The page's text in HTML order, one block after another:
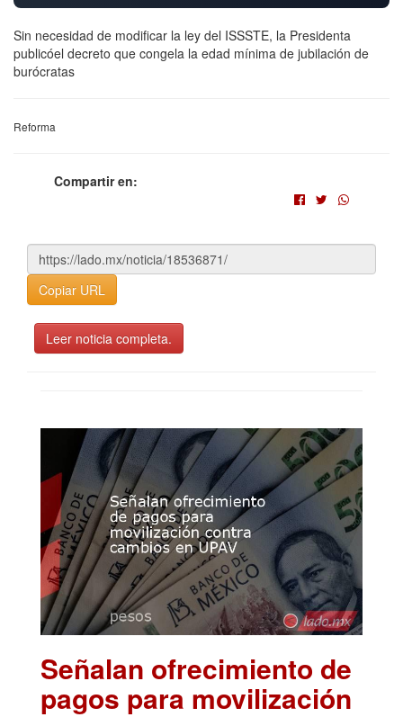
Sin necesidad de modificar la ley del ISSSTE, la Presidenta
publicóel decreto que congela la edad mínima de jubilación de
burócratas
Reforma
Compartir en:
Copiar URL
Leer noticia completa.
Señalan ofrecimiento de
pagos para movilización